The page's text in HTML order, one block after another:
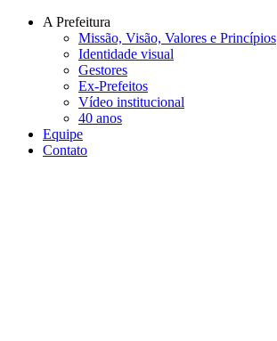
Conteúdo principal
A Prefeitura
Missão, Visão, Valores e Princípios
Identidade visual
Gestores
Ex-Prefeitos
Vídeo institucional
40 anos
Equipe
Contato